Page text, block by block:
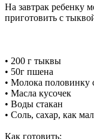
На завтрак ребенку
приготовить с
• 200 г тыквы
• 50г пшена
• Молока половинку
• Масла кусочек
• Воды стакан
• Соль, сахар, как
Как готовить: